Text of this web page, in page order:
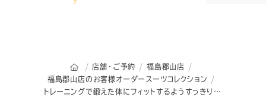
オーダースーツSADAのトップページ
店舗・ご予約
福島郡山店
福島郡山店のお客様オーダースーツコレクション
トレーニングで鍛えた体にフィットするようすっきりと仕上げたブラックフォーマルスタイル